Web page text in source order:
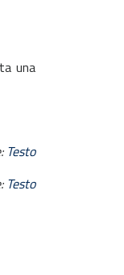
una
Testo
Testo